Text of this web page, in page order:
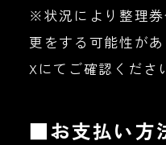
※状況により整理
更をする可能性が
Xにてご確認くださ
■お支払い方